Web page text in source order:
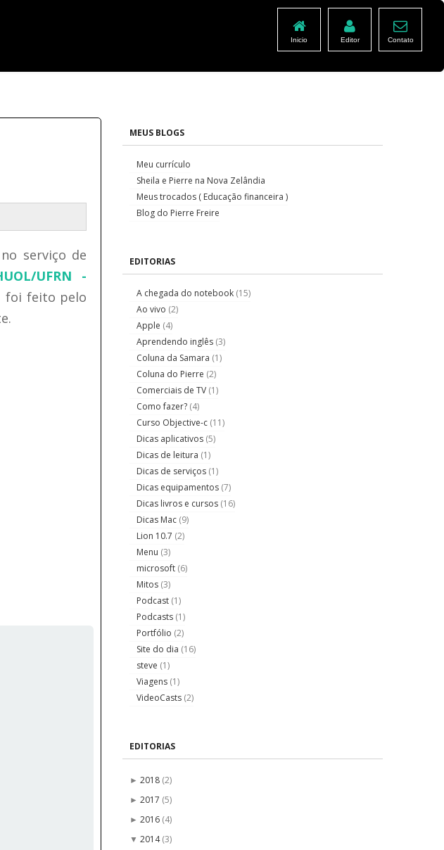
Inicio Editor Contato
serviço de
UFRN -
feito pelo
MEUS BLOGS
Meu currículo
Sheila e Pierre na Nova Zelândia
Meus trocados ( Educação financeira )
Blog do Pierre Freire
EDITORIAS
A chegada do notebook (15)
Ao vivo (2)
Apple (4)
Aprendendo inglês (3)
Coluna da Samara (1)
Coluna do Pierre (2)
Comerciais de TV (1)
Como fazer? (4)
Curso Objective-c (11)
Dicas aplicativos (5)
Dicas de leitura (1)
Dicas de serviços (1)
Dicas equipamentos (7)
Dicas livros e cursos (16)
Dicas Mac (9)
Lion 10.7 (2)
Menu (3)
microsoft (6)
Mitos (3)
Podcast (1)
Podcasts (1)
Portfólio (2)
Site do dia (16)
steve (1)
Viagens (1)
VideoCasts (2)
EDITORIAS
► 2018 (2)
► 2017 (5)
► 2016 (4)
▼ 2014(3)